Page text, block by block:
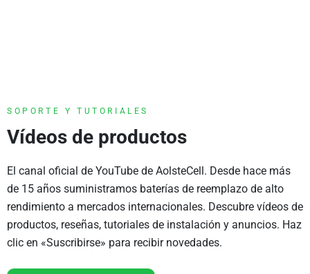
SOPORTE Y TUTORIALES
Vídeos de productos
El canal oficial de YouTube de AolsteCell. Desde hace más
de 15 años suministramos baterías de reemplazo de alto
rendimiento a mercados internacionales. Descubre vídeos de
productos, reseñas, tutoriales de instalación y anuncios. Haz
clic en «Suscribirse» para recibir novedades.